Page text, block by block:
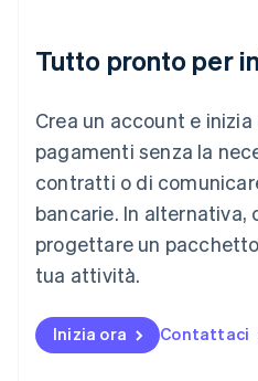
Tutto pronto per
Crea un account e
pagamenti senza la
contratti o di
bancarie. In
progettare un
tua attività.
Inizia ora Contattaci
Lituania
Lussemburgo
Deutsch English
Malaysia
English 简体中文
Malta
Messico
EspañolEnglish
English
Nuova Zelanda